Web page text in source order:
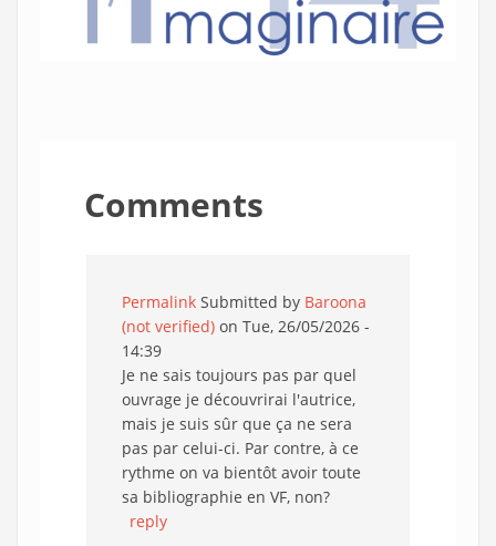
Comments
Permalink Submitted by Baroona
(not verified) on Tue, 26/05/2026 -
14:39
Je ne sais toujours pas par quel
ouvrage je découvrirai l'autrice,
mais je suis sûr que ça ne sera
pas par celui-ci. Par contre, à ce
rythme on va bientôt avoir toute
sa bibliographie en VF, non?
reply